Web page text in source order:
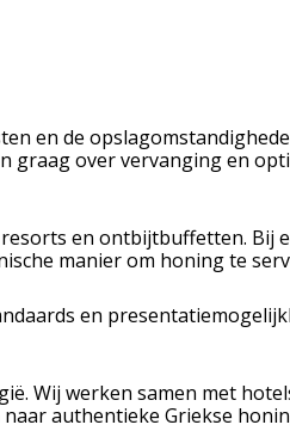
en de
graag over vervanging en
en ontbijtbuffetten. Bij
manier om honing te
en
Wij werken samen met
authentieke Griekse